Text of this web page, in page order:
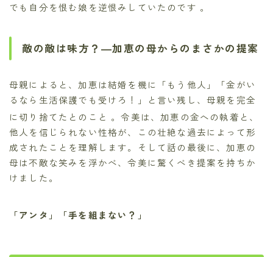
でも自分を恨む娘を逆恨みしていたのです 。
敵の敵は味方？―加恵の母からのまさかの提案
母親によると、加恵は結婚を機に「もう他人」「金がい
るなら生活保護でも受けろ！」と言い残し、母親を完全
に切り捨てたとのこと 。令美は、加恵の金への執着と、
他人を信じられない性格が、この壮絶な過去によって形
成されたことを理解します。そして話の最後に、加恵の
母は不敵な笑みを浮かべ、令美に驚くべき提案を持ちか
けました。
「アンタ」「手を組まない？」